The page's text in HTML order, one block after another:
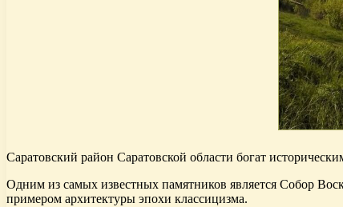
Саратовский район Саратовской области богат
Одним из самых известных памятников является Собор
примером архитектуры эпохи классицизма.